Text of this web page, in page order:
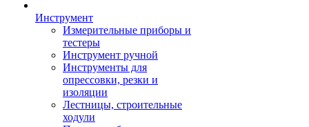
Инструмент
Измерительные приборы и
тестеры
Инструмент ручной
Инструменты для
опрессовки, резки и
изоляции
Лестницы, строительные
ходули